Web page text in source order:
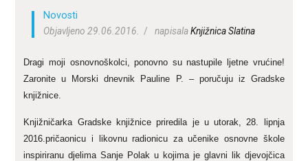
Novosti
Objavljeno 29.06.2016.
napisalaKnjižnica Slatina
Dragi moji osnovnoškolci, ponovno su nastupile ljetne vrućine!
Zaronite u Morski dnevnik Pauline P. – poručuju iz Gradske
knjižnice.
Knjižničarka Gradske knjižnice priredila je u utorak, 28. lipnja
2016.pričaonicu i likovnu radionicu za učenike osnovne škole
inspiriranu djelima Sanje Polak u kojima je glavni lik djevojčica